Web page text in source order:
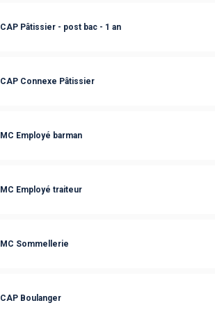
CAP Pâtissier - post bac - 1 an
CAP Connexe Pâtissier
MC Employé barman
MC Employé traiteur
MC Sommellerie
CAP Boulanger